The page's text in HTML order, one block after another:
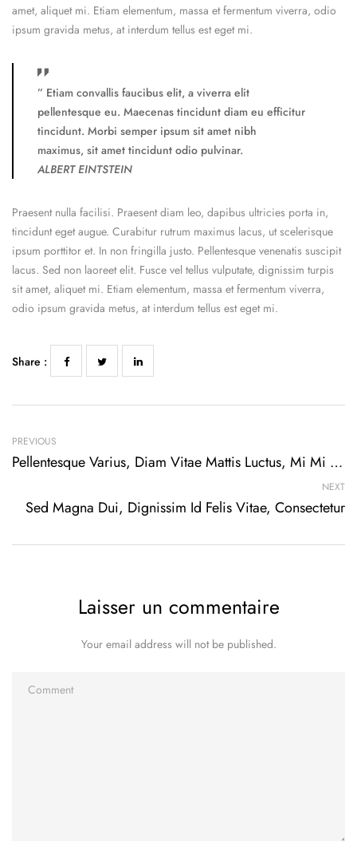
amet, aliquet mi. Etiam elementum, massa et fermentum viverra, odio
ipsum gravida metus, at interdum tellus est eget mi.
” Etiam convallis faucibus elit, a viverra elit
pellentesque eu. Maecenas tincidunt diam eu efficitur
tincidunt. Morbi semper ipsum sit amet nibh
maximus, sit amet tincidunt odio pulvinar.
ALBERT EINTSTEIN
Praesent nulla facilisi. Praesent diam leo, dapibus ultricies porta in,
tincidunt eget augue. Curabitur rutrum maximus lacus, ut scelerisque
ipsum porttitor et. In non fringilla justo. Pellentesque venenatis suscipit
lacus. Sed non laoreet elit. Fusce vel tellus vulputate, dignissim turpis
sit amet, aliquet mi. Etiam elementum, massa et fermentum viverra,
odio ipsum gravida metus, at interdum tellus est eget mi.
Share :
PREVIOUS
Pellentesque Varius, Diam Vitae Mattis Luctus, Mi Mi Cursus
NEXT
Sed Magna Dui, Dignissim Id Felis Vitae, Consectetur
Laisser un commentaire
Your email address will not be published.